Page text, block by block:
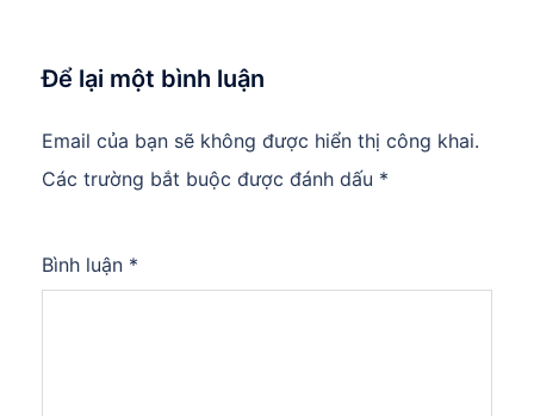
Để lại một bình luận
Email của bạn sẽ không được hiển thị công khai.
Các trường bắt buộc được đánh dấu *
Bình luận *